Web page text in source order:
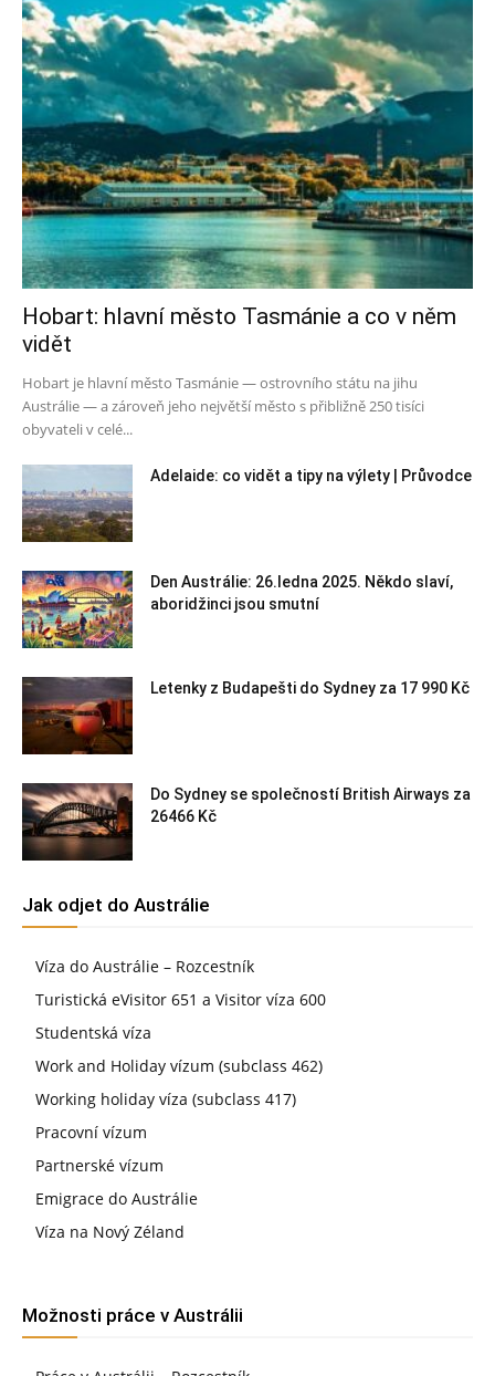
Hobart: hlavní město Tasmánie a co v něm
vidět
Hobart je hlavní město Tasmánie — ostrovního státu na jihu
Austrálie — a zároveň jeho největší město s přibližně 250 tisíci
obyvateli v celé...
Adelaide: co vidět a tipy na výlety | Průvodce
Den Austrálie: 26.ledna 2025. Někdo slaví,
aboridžinci jsou smutní
Letenky z Budapešti do Sydney za 17 990 Kč
Do Sydney se společností British Airways za
26466 Kč
Jak odjet do Austrálie
Víza do Austrálie – Rozcestník
Turistická eVisitor 651 a Visitor víza 600
Studentská víza
Work and Holiday vízum (subclass 462)
Working holiday víza (subclass 417)
Pracovní vízum
Partnerské vízum
Emigrace do Austrálie
Víza na Nový Zéland
Možnosti práce v Austrálii